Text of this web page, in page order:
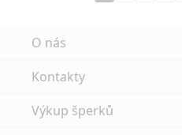
O nás
Kontakty
Výkup šperků